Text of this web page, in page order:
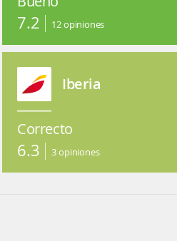
7.2 12opiniones
Iberia
Correcto
6.3 3opiniones